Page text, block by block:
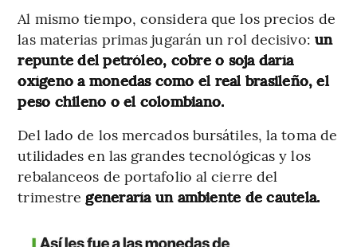
Al mismo tiempo, considera que los precios de
las materias primas jugarán un rol decisivo: un
repunte del petróleo, cobre o soja daría
oxígeno a monedas como el real brasileño, el
peso chileno o el colombiano.
Del lado de los mercados bursátiles, la toma de
utilidades en las grandes tecnológicas y los
rebalanceos de portafolio al cierre del
trimestre generaría un ambiente de cautela.